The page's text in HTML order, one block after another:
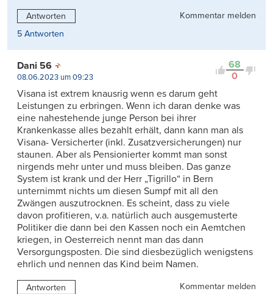
Antworten
Kommentar melden
5 Antworten
68
0
Dani 56
08.06.2023 um 09:23
Visana ist extrem knausrig wenn es darum geht
Leistungen zu erbringen. Wenn ich daran denke was
eine nahestehende junge Person bei ihrer
Krankenkasse alles bezahlt erhält, dann kann man als
Visana- Versicherter (inkl. Zusatzversicherungen) nur
staunen. Aber als Pensionierter kommt man sonst
nirgends mehr unter und muss bleiben. Das ganze
System ist krank und der Herr „Tigrillo“ in Bern
unternimmt nichts um diesen Sumpf mit all den
Zwängen auszutrocknen. Es scheint, dass zu viele
davon profitieren, v.a. natürlich auch ausgemusterte
Politiker die dann bei den Kassen noch ein Aemtchen
kriegen, in Oesterreich nennt man das dann
Versorgungsposten. Die sind diesbezüglich wenigstens
ehrlich und nennen das Kind beim Namen.
Antworten
Kommentar melden